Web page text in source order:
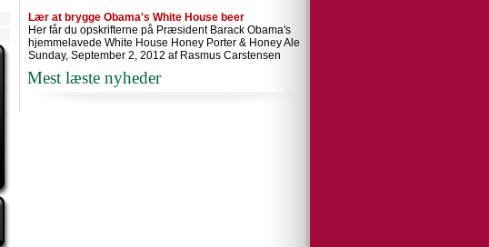
Lær at brygge Obama's White House beer
Her får du opskrifterne på Præsident Barack Obama's
hjemmelavede White House Honey Porter & Honey Ale
Sunday, September 2, 2012 af Rasmus Carstensen
Mest læste nyheder